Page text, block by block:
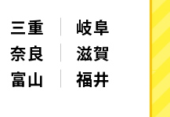
三重
岐阜
奈良
滋賀
富山
福井